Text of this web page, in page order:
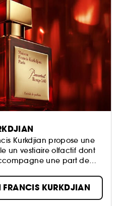
Kurkdjian propose une
un vestiaire olfactif dont
une part de
les plus célébrés,
un territoire d'expression
et délicat.
KURKDJIAN